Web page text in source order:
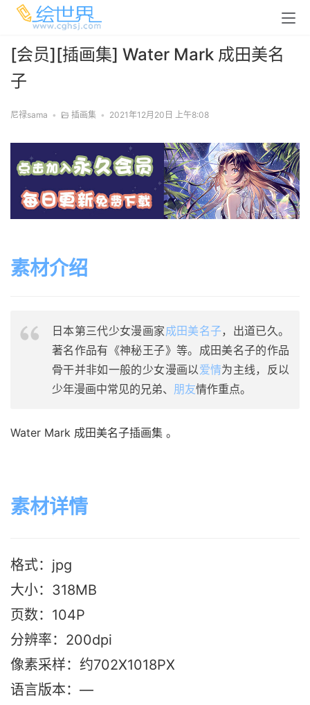
[会员][插画集] Water Mark 成田美名
子
尼禄sama • 插画集 • 2021年12月20日 上午8:08
素材介绍
日本第三代少女漫画家成田美名子，出道已久。
著名作品有《神秘王子》等。成田美名子的作品
骨干并非如一般的少女漫画以 爱情为主线，反以
少年漫画中常见的兄弟、 朋友情作重点。
Water Mark 成田美名子插画集 。
素材详情
格式：jpg
大小：318MB
页数：104P
分辨率：200dpi
像素采样：约702X1018PX
语言版本：—